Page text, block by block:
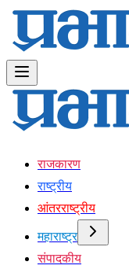
राजकारण
राष्ट्रीय
आंतरराष्ट्रीय
महाराष्ट्र
संपादकीय